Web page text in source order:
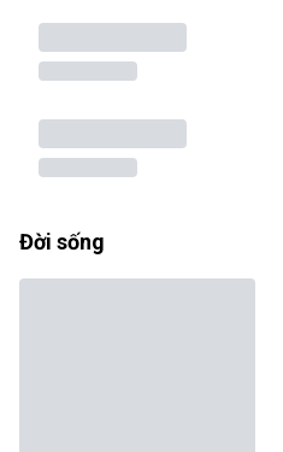
Đời sống